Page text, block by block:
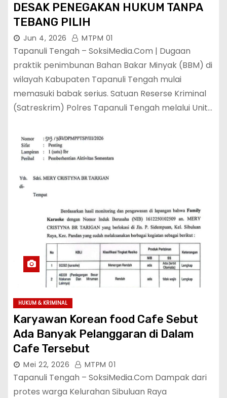
DESAK PENEGAKAN HUKUM TANPA
TEBANG PILIH
Jun 4, 2026 MTPM 01
Tapanuli Tengah – SoksiMedia.Com | Dugaan
praktik penimbunan Bahan Bakar Minyak (BBM) di
wilayah Kabupaten Tapanuli Tengah mulai
memasuki babak serius. Satuan Reserse Kriminal
(Satreskrim) Polres Tapanuli Tengah melalui Unit…
HUKUM & KRIMINAL
Karyawan Korean food Cafe Sebut
Ada Banyak Pelanggaran di Dalam
Cafe Tersebut
Mei 22, 2026 MTPM 01
Tapanuli Tengah – SoksiMedia.Com Dampak dari
protes warga Kelurahan Sibuluan Raya